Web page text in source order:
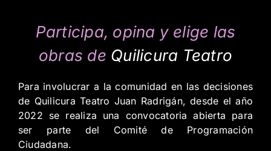
Participa, opina y elige las
obras de Quilicura Teatro
Para involucrar a la comunidad en las decisiones
de Quilicura Teatro Juan Radrigán, desde el año
2022 se realiza una convocatoria abierta para
ser parte del Comité de Programación
Ciudadana.